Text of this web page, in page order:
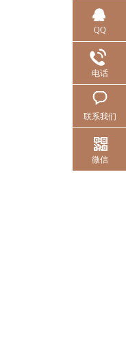
QQ
电话
联系我们
微信